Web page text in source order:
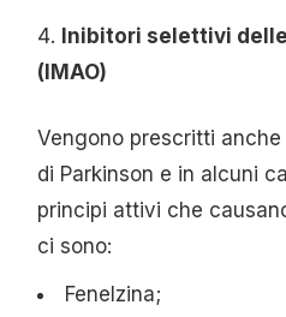
Inibitori selettivi
(IMAO)
Vengono prescritti
di Parkinson e in alcuni
principi attivi che
ci sono:
Fenelzina;